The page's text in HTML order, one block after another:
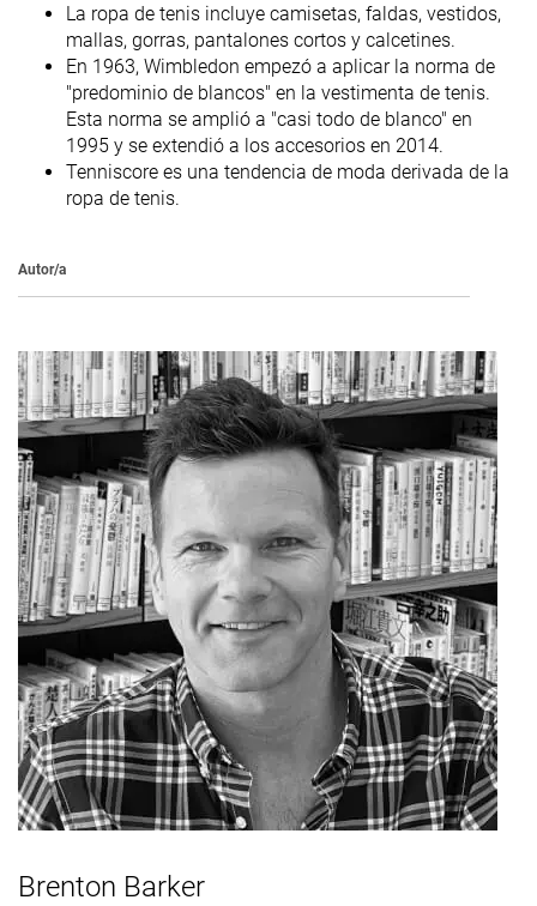
La ropa de tenis incluye camisetas, faldas, vestidos,
mallas, gorras, pantalones cortos y calcetines.
En 1963, Wimbledon empezó a aplicar la norma de
"predominio de blancos" en la vestimenta de tenis.
Esta norma se amplió a "casi todo de blanco" en
1995 y se extendió a los accesorios en 2014.
Tenniscore es una tendencia de moda derivada de la
ropa de tenis.
Autor/a
Brenton Barker